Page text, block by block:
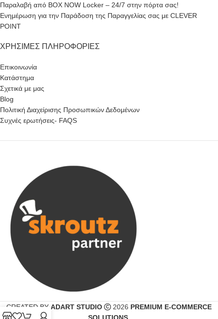
Παραλαβή από BOX NOW Locker – 24/7 στην πόρτα σας!
Ενημέρωση για την Παράδοση της Παραγγελίας σας με CLEVER
POINT
ΧΡΉΣΙΜΕΣ ΠΛΗΡΟΦΟΡΊΕΣ
Επικοινωνία
Κατάστημα
Σχετικά με μας
Blog
Πολιτική Διαχείρισης Προσωπικών Δεδομένων
Συχνές ερωτήσεις- FAQS
CREATED BY ADART STUDIO 2026 PREMIUM E-COMMERCE